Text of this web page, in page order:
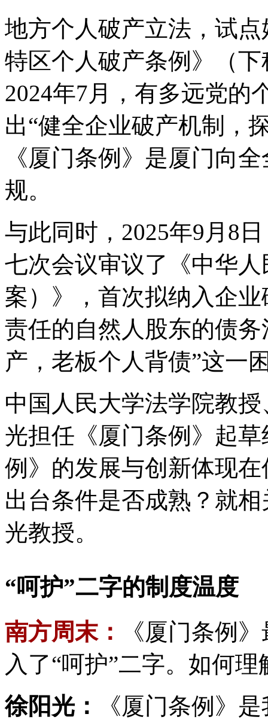
地方个人破产立法，试
特区个人破产条例》（
2024年7月，有多远党的
出“健全企业破产机制，
《厦门条例》是厦门向
规。
与此同时，2025年9月8
七次会议审议了《中华
案）》，首次拟纳入企
责任的自然人股东的债
产，老板个人背债”这一
中国人民大学法学院教
光担任《厦门条例》起
例》的发展与创新体现
出台条件是否成熟？就
光教授。
“呵护”二字的制度温度
南方周末：
《厦门条例
入了“呵护”二字。如何
徐阳光：
《厦门条例》